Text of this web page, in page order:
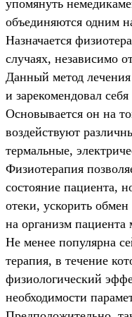
упомянуть
объединяются одним
Назначается
случаях, независимо
Данный метод
и зарекомендовал
Основывается он на
воздействуют
термальные,
Физиотерапия
состояние пациента,
отеки, ускорить
на организм пациента
Не менее популярна
терапия, в течение
физиологический
необходимости